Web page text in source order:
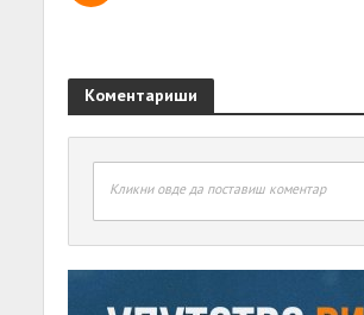
Коментариши
Кликни овде да поставиш коментар